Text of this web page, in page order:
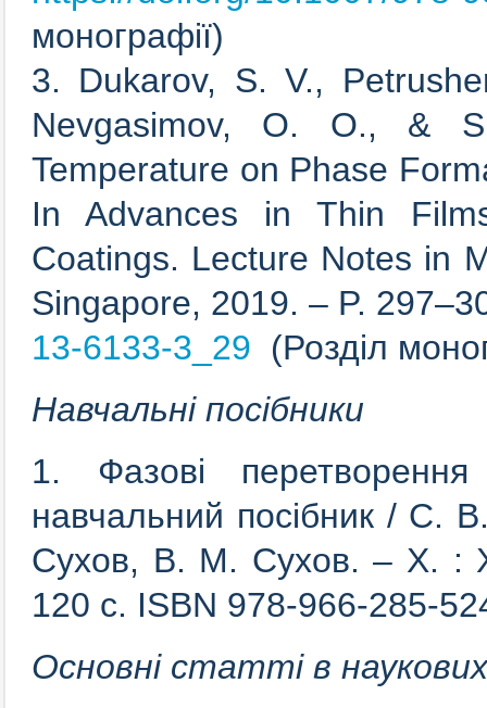
монографії)
3. Dukarov, S. V.,
Nevgasimov, O. O., &
Temperature on Phase
In Advances in Thin
Coatings. Lecture Notes in
Singapore, 2019. – P.
13-6133-3_29 (Розділ
Навчальні посібники
1. Фазові
навчальний посібник / С.
Сухов, В. М. Сухов. – Х. :
120 с. ISBN 978-966-285-
Основні статті в